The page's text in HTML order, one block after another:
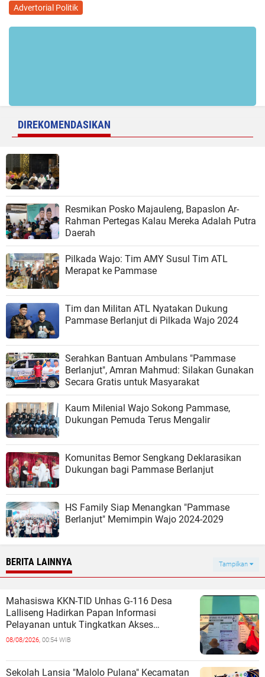
Advertorial Politik
DIREKOMENDASIKAN
Resmikan Posko Majauleng, Bapaslon Ar-
Rahman Pertegas Kalau Mereka Adalah Putra
Daerah
Pilkada Wajo: Tim AMY Susul Tim ATL
Merapat ke Pammase
Tim dan Militan ATL Nyatakan Dukung
Pammase Berlanjut di Pilkada Wajo 2024
Serahkan Bantuan Ambulans "Pammase
Berlanjut", Amran Mahmud: Silakan Gunakan
Secara Gratis untuk Masyarakat
Kaum Milenial Wajo Sokong Pammase,
Dukungan Pemuda Terus Mengalir
Komunitas Bemor Sengkang Deklarasikan
Dukungan bagi Pammase Berlanjut
HS Family Siap Menangkan "Pammase
Berlanjut" Memimpin Wajo 2024-2029
BERITA LAINNYA Tampilkan
Mahasiswa KKN-TID Unhas G-116 Desa
Lalliseng Hadirkan Papan Informasi
Pelayanan untuk Tingkatkan Akses
Informasi Masyarakat
08/08/2026, 00:54 WIB
Sekolah Lansia "Malolo Pulana" Kecamatan